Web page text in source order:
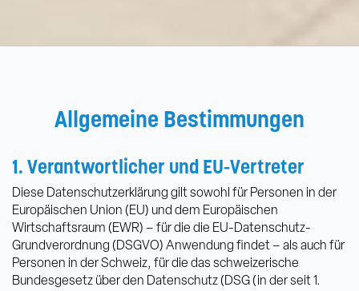
Allgemeine Bestimmungen
1. Verantwortlicher und EU-Vertreter
Diese Datenschutzerklärung gilt sowohl für Personen in der
Europäischen Union (EU) und dem Europäischen
Wirtschaftsraum (EWR) – für die die EU-Datenschutz-
Grundverordnung (DSGVO) Anwendung findet – als auch für
Personen in der Schweiz, für die das schweizerische
Bundesgesetz über den Datenschutz (DSG (in der seit 1.